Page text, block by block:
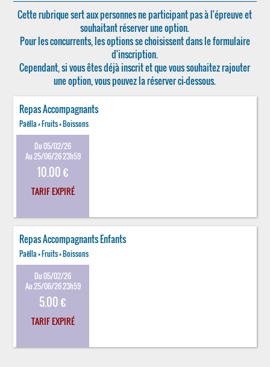
Cette rubrique sert aux personnes ne participant pas à l'épreuve et
souhaitant réserver une option.
Pour les concurrents, les options se choisissent dans le formulaire
d'inscription.
Cependant, si vous êtes déjà inscrit et que vous souhaitez rajouter
une option, vous pouvez la réserver ci-dessous.
Repas Accompagnants
Paëlla + Fruits + Boissons
Du 05/02/26
Au 25/06/26 23h59
10.00 €
TARIF EXPIRÉ
Repas Accompagnants Enfants
Paëlla + Fruits + Boissons
Du 05/02/26
Au 25/06/26 23h59
5.00 €
TARIF EXPIRÉ